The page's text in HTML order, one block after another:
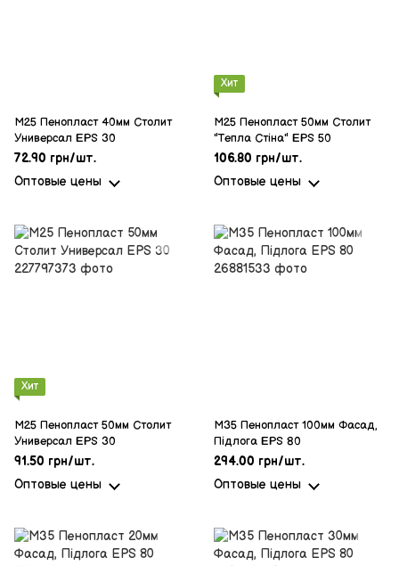
M25 Пенопласт 40мм Столит
Универсал EPS 30
72.90 грн/шт.
Оптовые цены
Хит
M25 Пенопласт 50мм Столит
"Тепла Стіна" EPS 50
106.80 грн/шт.
Оптовые цены
Хит
M25 Пенопласт 50мм Столит
Универсал EPS 30
91.50 грн/шт.
Оптовые цены
M35 Пенопласт 100мм Фасад,
Підлога EPS 80
294.00 грн/шт.
Оптовые цены